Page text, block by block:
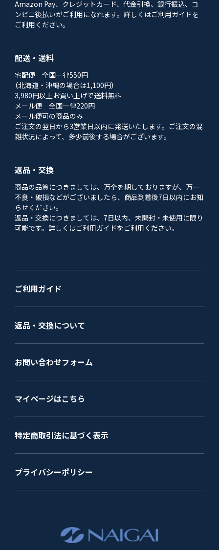
Amazon Pay、クレジットカード、代金引換、銀行振込、コ
ンビニ後払いがご利用になれます。詳しくはご利用ガイドを
ご利用ください。
配送・送料
宅配便 全国一律550円
（北海道・沖縄の場合は1,100円）
3,980円以上お買い上げで送料無料
メール便 全国一律220円
メール便可の商品のみ
ご注文の翌日から3営業日以内に発送いたします。ご注文の混
雑状況によって、多少前後する場合がございます。
返品・交換
商品の品質につきましては、万全を期しておりますが、万一
不良・破損などがございましたら、商品到着後7日以内にお知
らせください。
返品・交換につきましては、7日以内、未開封・未使用に限り
可能です。詳しくはご利用ガイドをご利用ください。
ご利用ガイド
返品・交換について
お問い合わせフォーム
マイページはこちら
特定商取引法に基づく表示
プライバシーポリシー